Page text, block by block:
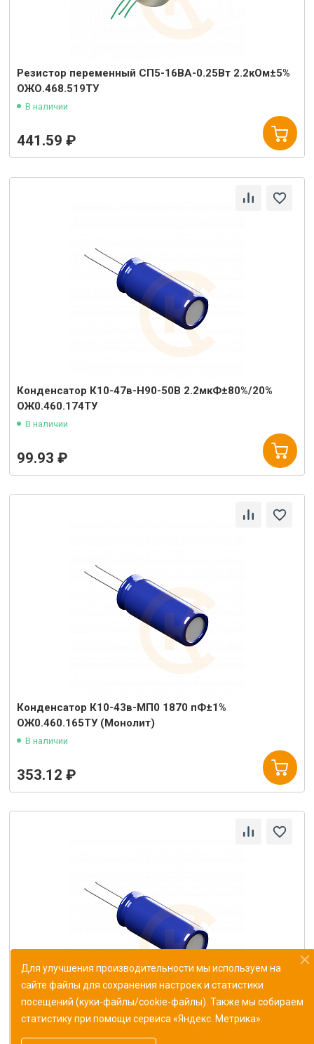
Резистор переменный СП5-16ВА-0.25Вт 2.2кОм±5%
ОЖО.468.519ТУ
В наличии
441.59 ₽
Конденсатор К10-47в-Н90-50В 2.2мкФ±80%/20%
ОЖ0.460.174ТУ
В наличии
99.93 ₽
Конденсатор К10-43в-МП0 1870 пФ±1%
ОЖ0.460.165ТУ (Монолит)
В наличии
353.12 ₽
Конденсатор К10-43в-МП0 187 пФ±1%
ОЖ0.460.165ТУ (Монолит)
Для улучшения производительности мы используем на
сайте файлы для сохранения настроек и статистики
посещений (куки-файлы/cookie-файлы). Также мы собираем
статистику при помощи сервиса «Яндекс. Метрика».